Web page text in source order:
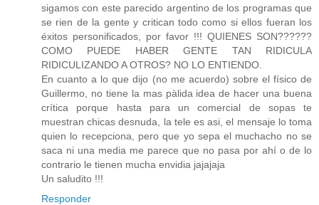
sigamos con este parecido argentino de los programas que
se rien de la gente y critican todo como si ellos fueran los
éxitos personificados, por favor !!! QUIENES SON??????
COMO PUEDE HABER GENTE TAN RIDICULA
RIDICULIZANDO A OTROS? NO LO ENTIENDO.
En cuanto a lo que dijo (no me acuerdo) sobre el físico de
Guillermo, no tiene la mas pàlida idea de hacer una buena
crítica porque hasta para un comercial de sopas te
muestran chicas desnuda, la tele es asi, el mensaje lo toma
quien lo recepciona, pero que yo sepa el muchacho no se
saca ni una media me parece que no pasa por ahí o de lo
contrario le tienen mucha envidia jajajaja
Un saludito !!!
Responder